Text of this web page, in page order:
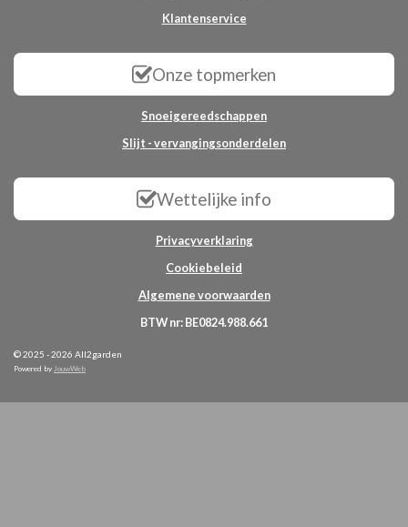
Klantenservice
Onze topmerken
Snoeigereedschappen
Slijt - vervangingsonderdelen
Wettelijke info
Privacyverklaring
Cookiebeleid
Algemene voorwaarden
BTW nr: BE0824.988.661
© 2025 - 2026 All2garden
Powered by JouwWeb